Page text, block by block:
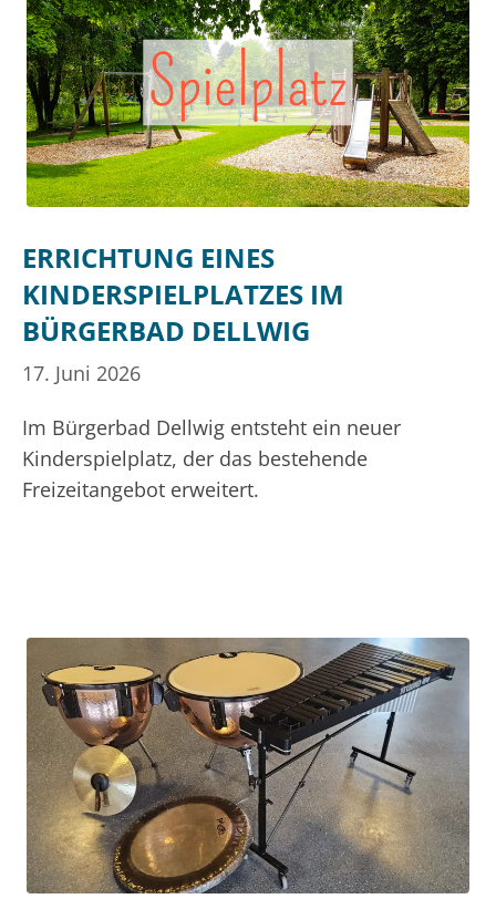
ERRICHTUNG EINES
KINDERSPIELPLATZES IM
BÜRGERBAD DELLWIG
17. Juni 2026
Im Bürgerbad Dellwig entsteht ein neuer
Kinderspielplatz, der das bestehende
Freizeitangebot erweitert.